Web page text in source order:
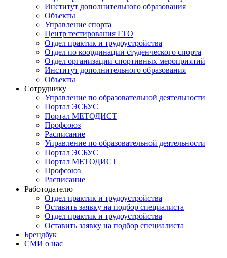
Институт дополнительного образования
Объекты
Управление спорта
Центр тестирования ГТО
Отдел практик и трудоустройства
Отдел по координации студенческого спорта
Отдел организации спортивных мероприятий
Институт дополнительного образования
Объекты
Сотруднику
Управление по образовательной деятельности
Портал ЭСБУС
Портал МЕТОДИСТ
Профсоюз
Расписание
Управление по образовательной деятельности
Портал ЭСБУС
Портал МЕТОДИСТ
Профсоюз
Расписание
Работодателю
Отдел практик и трудоустройства
Оставить заявку на подбор специалиста
Отдел практик и трудоустройства
Оставить заявку на подбор специалиста
Брендбук
СМИ о нас